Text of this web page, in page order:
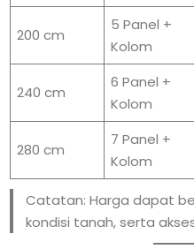
200 cm
5 Panel +
Kolom
240 cm
6 Panel +
Kolom
280 cm
7 Panel +
Kolom
Catatan: Harga dapat
kondisi tanah, serta